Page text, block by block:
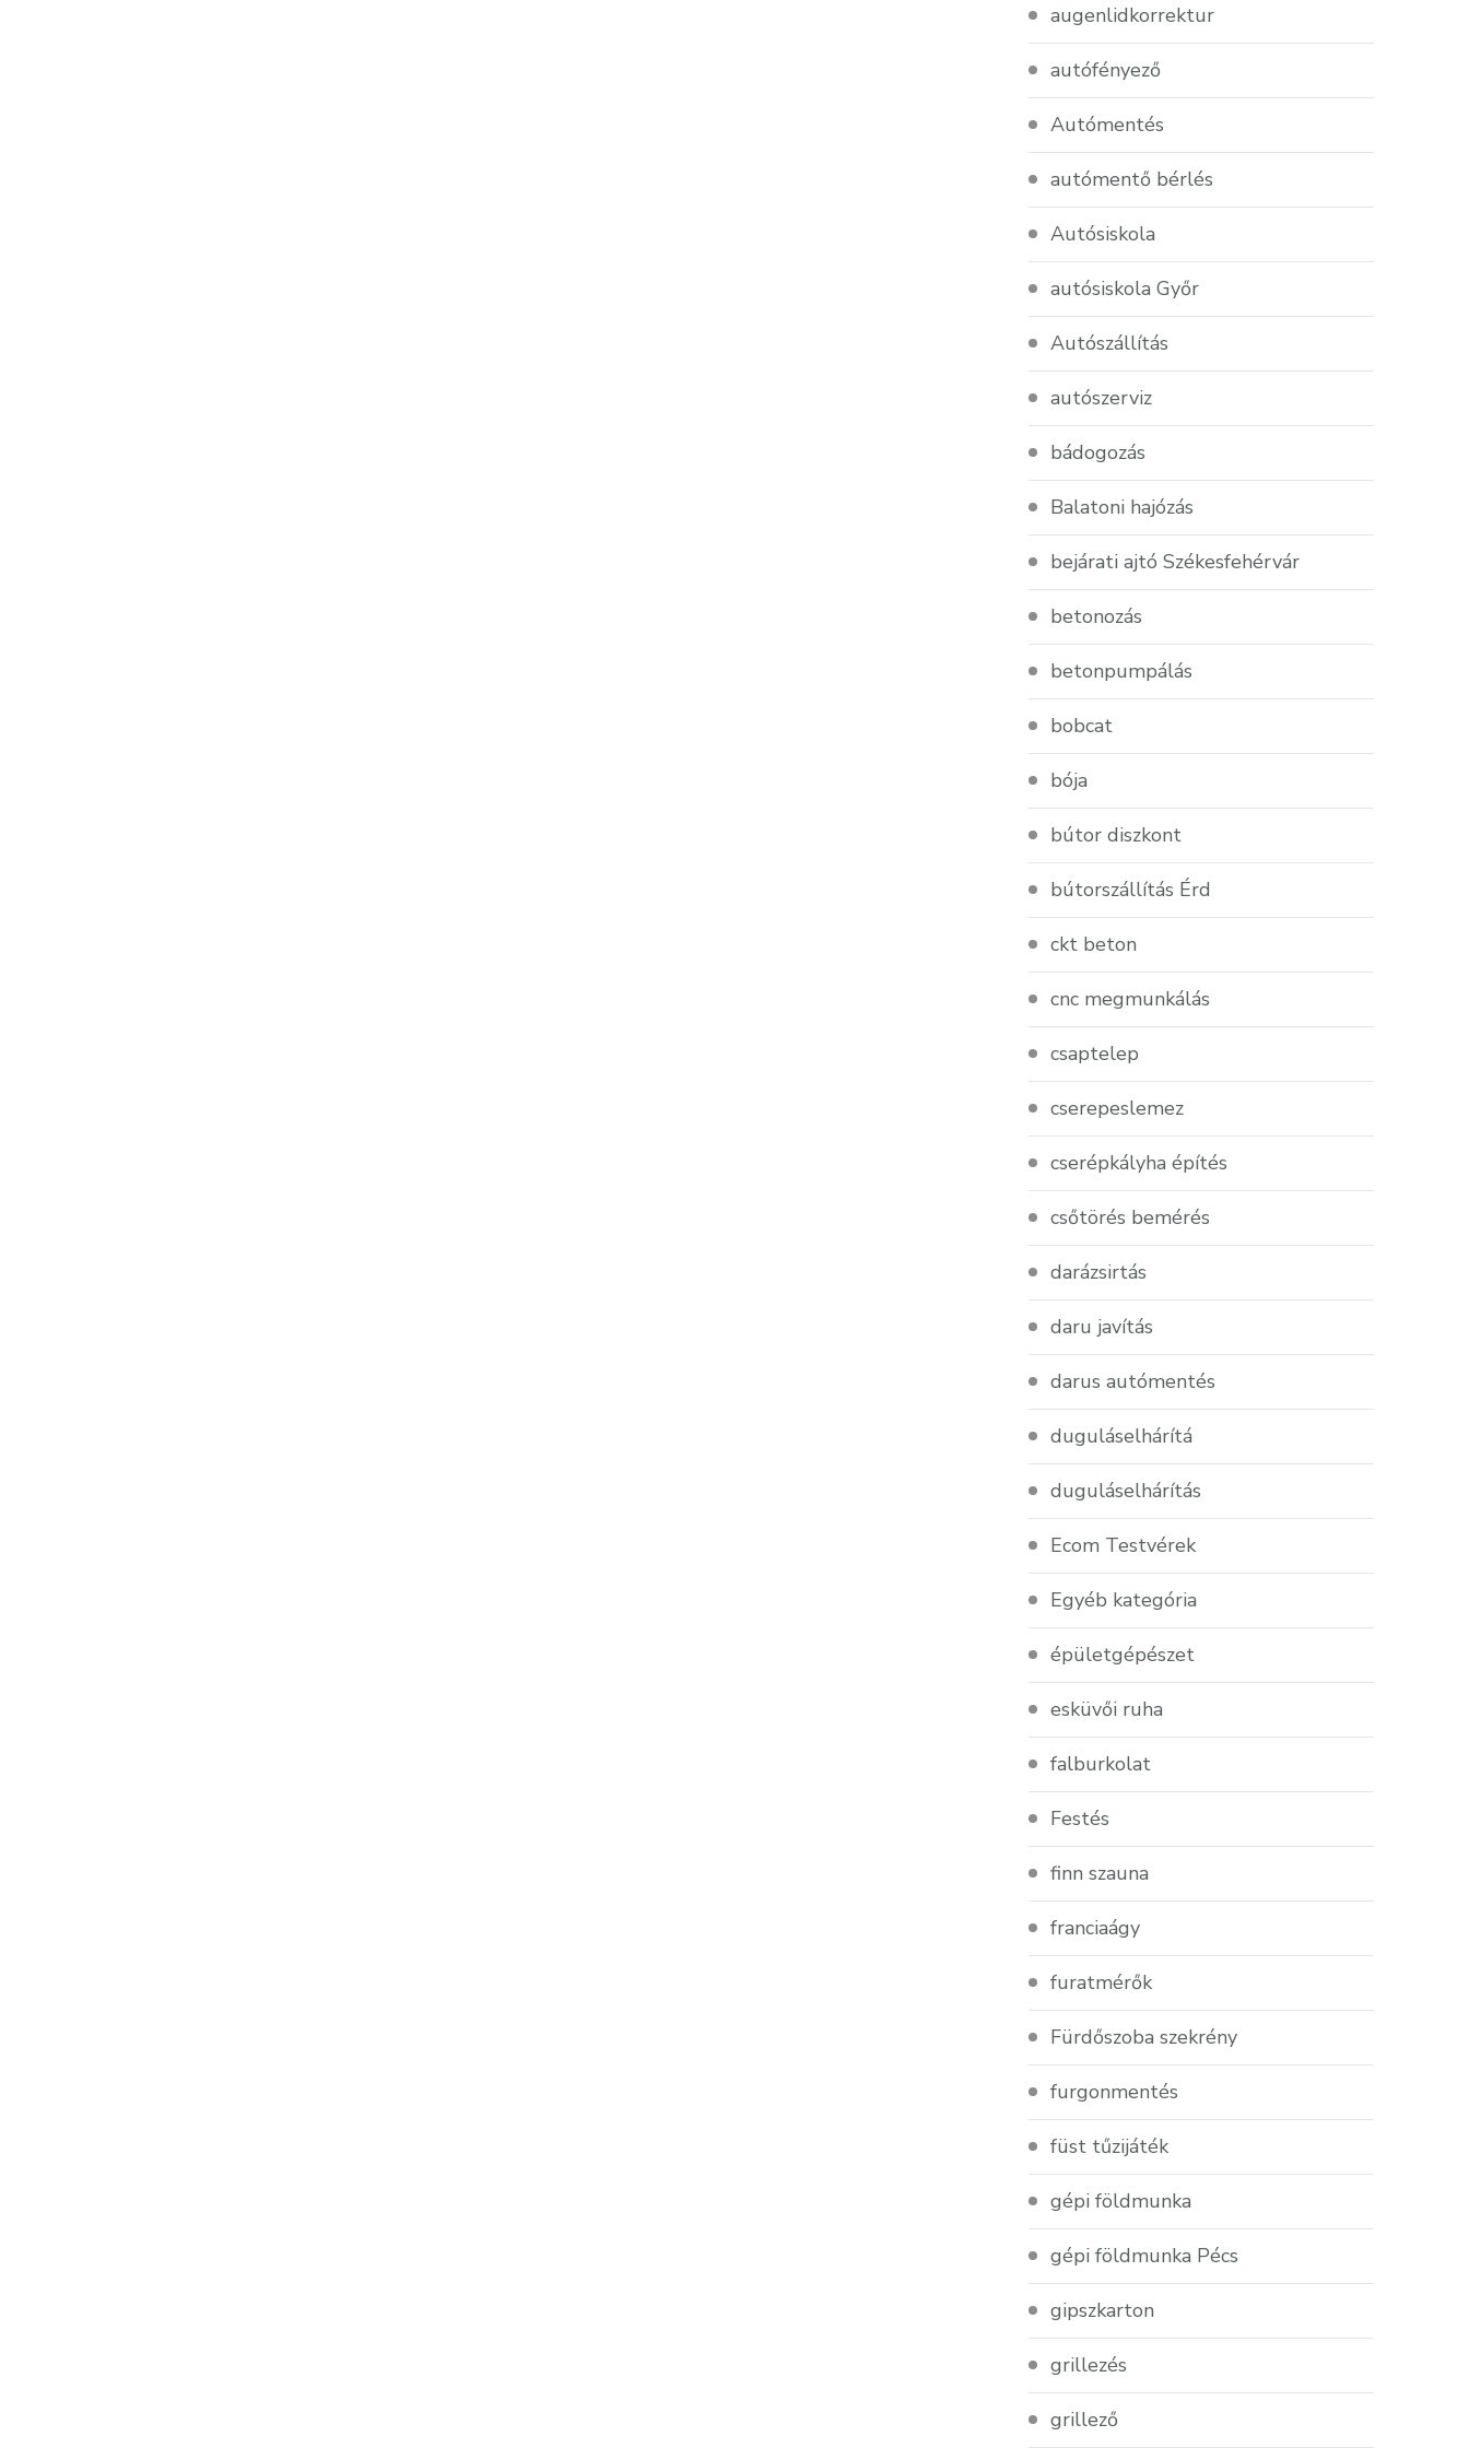
augenlidkorrektur
autófényező
Autómentés
autómentő bérlés
Autósiskola
autósiskola Győr
Autószállítás
autószerviz
bádogozás
Balatoni hajózás
bejárati ajtó Székesfehérvár
betonozás
betonpumpálás
bobcat
bója
bútor diszkont
bútorszállítás Érd
ckt beton
cnc megmunkálás
csaptelep
cserepeslemez
cserépkályha építés
csőtörés bemérés
darázsirtás
daru javítás
darus autómentés
duguláselhárítá
duguláselhárítás
Ecom Testvérek
Egyéb kategória
épületgépészet
esküvői ruha
falburkolat
Festés
finn szauna
franciaágy
furatmérők
Fürdőszoba szekrény
furgonmentés
füst tűzijáték
gépi földmunka
gépi földmunka Pécs
gipszkarton
grillezés
grillező